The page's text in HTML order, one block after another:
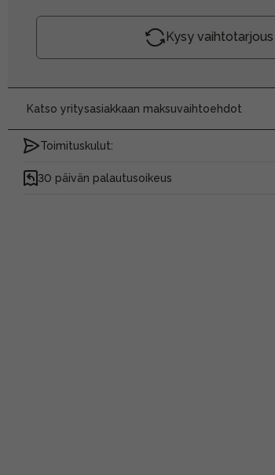
Kysy vaihtotarjous
Katso yritysasiakkaan maksuvaihtoehdot
Toimituskulut:
30 päivän palautusoikeus